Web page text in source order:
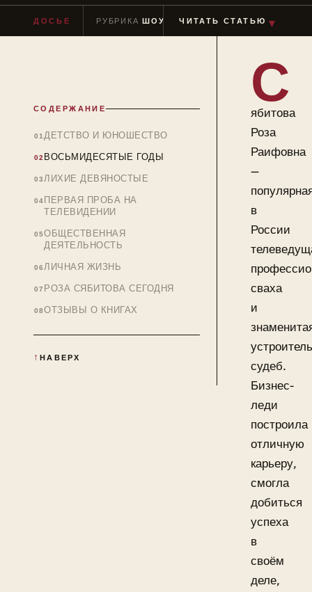
ДОСЬЕ РУБРИКАШОУ-БИЗНЕС ЧТЕНИЕ
ЧИТАТЬ СТАТЬЮ ▼
СОДЕРЖАНИЕ
ДЕТСТВО И ЮНОШЕСТВО
ВОСЬМИДЕСЯТЫЕ ГОДЫ
ЛИХИЕ ДЕВЯНОСТЫЕ
ПЕРВАЯ ПРОБА НА
ТЕЛЕВИДЕНИИ
ОБЩЕСТВЕННАЯ
ДЕЯТЕЛЬНОСТЬ
ЛИЧНАЯ ЖИЗНЬ
РОЗА СЯБИТОВА СЕГОДНЯ
ОТЗЫВЫ О КНИГАХ
НАВЕРХ
С
ябитова
Роза
Раифовна
—
в
России
сваха
и
судеб.
Бизнес-
леди
построила
отличную
карьеру,
смогла
добиться
успеха
в
своём
деле,